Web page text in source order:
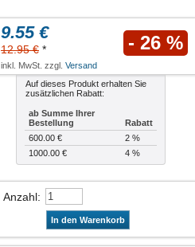
9.55 €
12.95 € * - 26 %
inkl. MwSt. zzgl. Versand
Auf dieses Produkt erhalten Sie
zusätzlichen Rabatt:
ab Summe Ihrer
Bestellung
Rabatt
600.00 €
2 %
1000.00 €
4 %
Anzahl:
In den Warenkorb